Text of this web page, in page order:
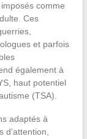
comme
Ces
et parfois
également à
haut potentiel
(TSA).
adaptés à